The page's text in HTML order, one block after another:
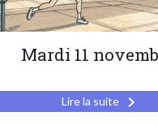
Mardi 11
Lire la suite keyboard_arrow_right